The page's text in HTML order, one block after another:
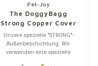
Pet-Joy
The DoggyBagg
Strong Copper Cover
Set
Unsere spezielle "STRONG"-
Außenbeschichtung: Wir
verwenden eine spezielle